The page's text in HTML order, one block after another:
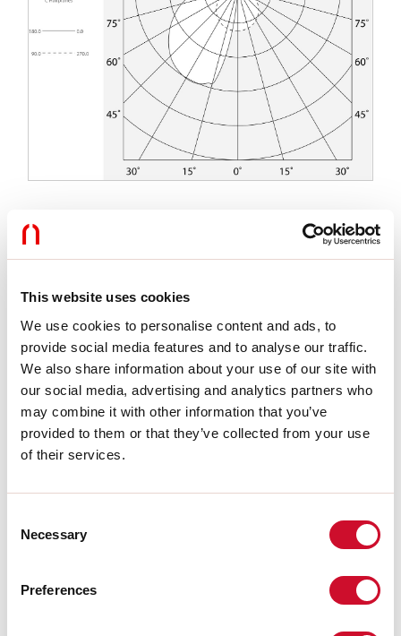
This website uses cookies
We use cookies to personalise content and ads, to
provide social media features and to analyse our traffic.
We also share information about your use of our site with
our social media, advertising and analytics partners who
may combine it with other information that you’ve
provided to them or that they’ve collected from your use
of their services.
Selection
Necessary
Preferences
Caractéristiques
Type installation:
ENCASTRABLE EN PLAQUE DE PLÂTRE
Optique:
OPALE
L:
995x995mm
A:
200mm
H:
12.5mm
Fabriqué en:
ITALY
Poids:
1.0kg
Données techniques
IP: 40
Télécharger